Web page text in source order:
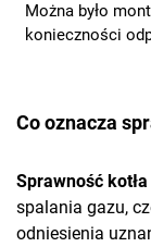
Można było
konieczności
Co oznacza
Sprawność
spalania gazu,
odniesienia